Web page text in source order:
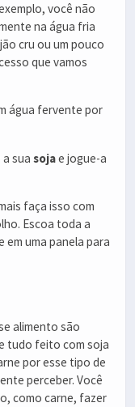
você não
na água fria
cru ou um pouco
que vamos
água fervente por
sua sojae jogue-a
faça isso com
Escoa toda a
uma panela para
alimento são
tudo feito com soja
por esse tipo de
perceber. Você
como carne, fazer